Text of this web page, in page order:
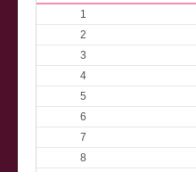
1
2
3
4
5
6
7
8